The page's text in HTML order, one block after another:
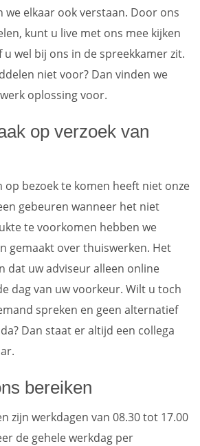
we elkaar ook verstaan. Door ons
kunt u live met ons mee kijken
u wel bij ons in de spreekkamer zit.
niet voor? Dan vinden we
oplossing voor.
op verzoek van
op bezoek te komen heeft niet onze
gebeuren wanneer het niet
te voorkomen hebben we
gemaakt over thuiswerken. Het
dat uw adviseur alleen online
dag van uw voorkeur. Wilt u toch
spreken en geen alternatief
Dan staat er altijd een collega
bereiken
zijn werkdagen van 08.30 tot 17.00
de gehele werkdag per